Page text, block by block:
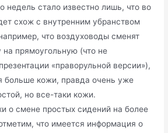
недель стало известно лишь, что во
схож с внутренним убранством
что воздуховоды сменят
прямоугольную (что не
«праворульной версии»),
больше кожи, правда очень уже
но все-таки кожи.
о смене простых сидений на более
что имеется информация о